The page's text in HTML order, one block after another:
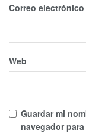
Correo electrónico
Web
Guardar mi
navegador